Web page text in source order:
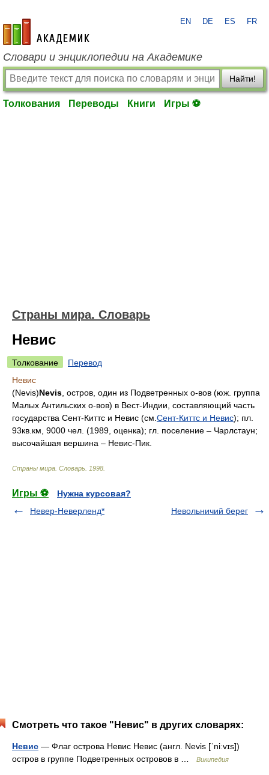
academic.ru
EN DE ES FR
Словари и энциклопедии на Академике
Найти!
Толкования Переводы Книги Игры ⚽
Страны мира. Словарь
Невис
Толкование
Перевод
Невис
(Nevis)Nevis , остров, один из Подветренных о-вов (юж. группа
Малых Антильских о-вов) в Вест-Индии, составляющий часть
государства Сент-Киттс и Невис (см. Сент-Киттс и Невис); пл.
93кв.км, 9000 чел. (1989, оценка); гл. поселение – Чарлстаун;
высочайшая вершина – Невис-Пик.
Страны мира. Словарь 1998
Игры ⚽
Нужна курсовая?
Невер-Неверленд*
Невольничий берег
Смотреть что такое "Невис" в других словарях:
Невис — Флаг острова Невис Невис (англ. Nevis [ˈniːvɪs])
остров в группе Подветренных островов в …
Википедия